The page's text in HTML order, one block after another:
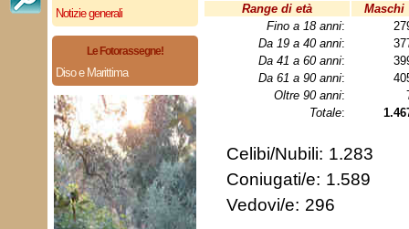
Notizie generali
Le Fotorassegne!
Diso e Marittima
Range di età
Maschi
Fino a 18 anni:
Da 19 a 40 anni:
Da 41 a 60 anni:
Da 61 a 90 anni:
Oltre 90 anni:
Totale:
Celibi/Nubili: 1.283
Coniugati/e: 1.589
Vedovi/e: 296